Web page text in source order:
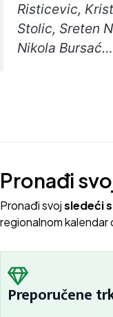
Risticevic,
Stolic, Sreten
Nikola
Pronađi
Pronađi svojsledeći
regionalnom
Preporučene